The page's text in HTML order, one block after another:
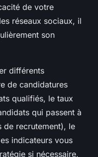
de votre
réseaux sociaux, il
son
différents
de candidatures
qualifiés, le taux
qui passent à
de recrutement), le
indicateurs vous
si nécessaire,